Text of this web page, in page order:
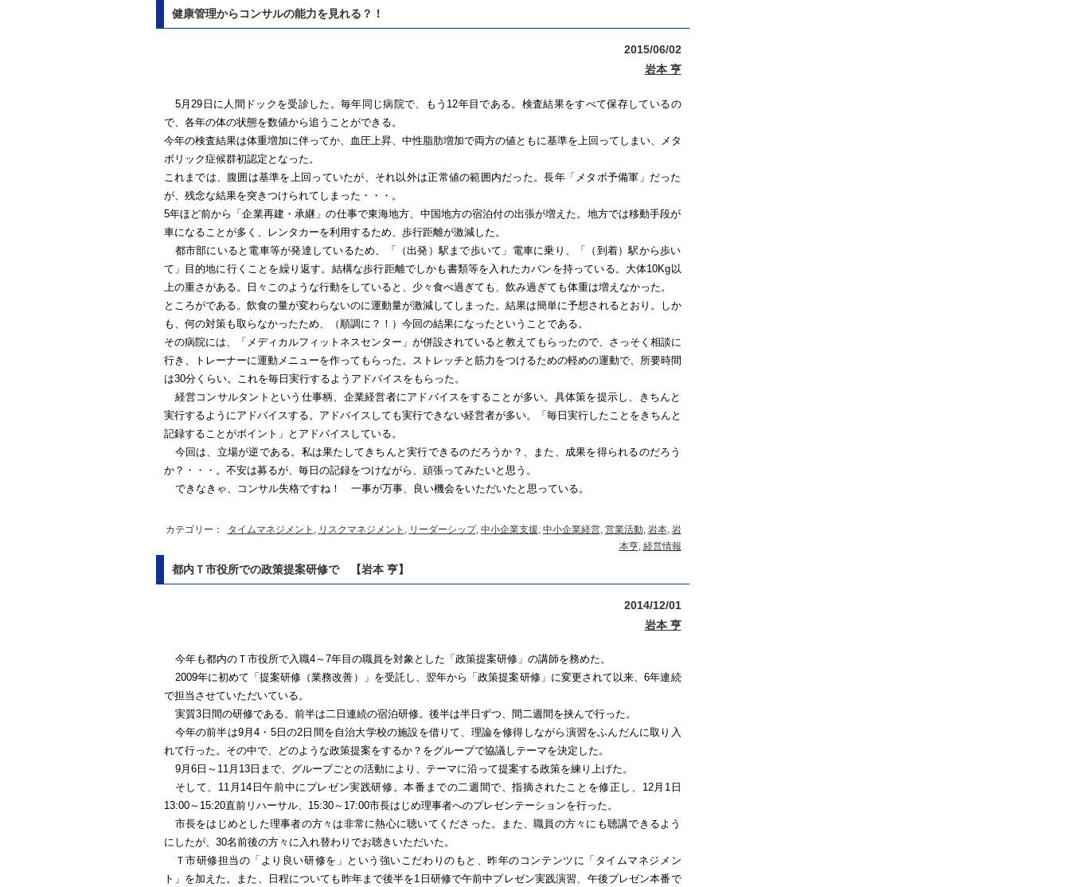
健康管理からコンサルの能力を見れる？！
2015/06/02
岩本 亨
5月 29 日に人間ドックを受診した。毎年同じ病院で、もう 12年目である。検査結果をすべて保存しているの
で、各年の体の状態を数値から追うことができる。
今年の検査結果は体重増加に伴ってか、血圧上昇、中性脂肪増加で両方の値ともに基準を上回ってしまい、メタ
ボリック症候群初認定となった。
これまでは、腹囲は基準を上回っていたが、それ以外は正常値の範囲内だった。長年「メタボ予備軍」だった
が、残念な結果を突きつけられてしまった・・・。
5年ほど前から「企業再建・承継」の仕事で東海地方、中国地方の宿泊付の出張が増えた。地方では移動手段が
車になることが多く、レンタカーを利用するため、歩行距離が激減した。
都市部にいると電車等が発達しているため、「（出発）駅まで歩いて」電車に乗り、「（到着）駅から歩い
て」目的地に行くことを繰り返す。結構な歩行距離でしかも書類等を入れたカバンを持っている。大体10Kg以
上の重さがある。日々このような行動をしていると、少々食べ過ぎても、飲み過ぎても体重は増えなかった。
ところがである。飲食の量が変わらないのに運動量が激減してしまった。結果は簡単に予想されるとおり。しか
も、何の対策も取らなかったため、（順調に？！）今回の結果になったということである。
その病院には、「メディカルフィットネスセンター」が併設されていると教えてもらったので、さっそく相談に
行き、トレーナーに運動メニューを作ってもらった。ストレッチと筋力をつけるための軽めの運動で、所要時間
は30分くらい。これを毎日実行するようアドバイスをもらった。
経営コンサルタントという仕事柄、企業経営者にアドバイスをすることが多い。具体策を提示し、きちんと
実行するようにアドバイスする。アドバイスしても実行できない経営者が多い。「毎日実行したことをきちんと
記録することがポイント」とアドバイスしている。
今回は、立場が逆である。私は果たしてきちんと実行できるのだろうか？、また、成果を得られるのだろう
か？・・・。不安は募るが、毎日の記録をつけながら、頑張ってみたいと思う。
できなきゃ、コンサル失格ですね！ 一事が万事、良い機会をいただいたと思っている。
カテゴリー： タイムマネジメント リスクマネジメント リーダーシップ, 中小企業支援 中小企業経営, 営業活動, 岩本, 岩
本亨, 経営情報
都内Ｔ市役所での政策提案研修で 【岩本 亨】
2014/12/01
岩本 亨
今年も都内のＴ市役所で入職4～7年目の職員を対象とした「政策提案研修」の講師を務めた。
2009年に初めて「提案研修（業務改善）」を受託し、翌年から「政策提案研修」に変更されて以来、6年連続
で担当させていただいている。
実質3日間の研修である。前半は二日連続の宿泊研修。後半は半日ずつ、間二週間を挟んで行った。
今年の前半は9月4 ・ 5日の2 日間を自治大学校の施設を借りて、理論を修得しながら演習をふんだんに取り入
れて行った。その中で、どのような政策提案をするか？をグループで協議しテーマを決定した。
9月 6日～ 11 月 13日まで、グループごとの活動により、テーマに沿って提案する政策を練り上げた。
そして、 11 月 14 日午前中にプレゼン実践研修。本番までの二週間で、指摘されたことを修正し、 12月 1 日
13:00～ 15:20直前リハーサル、 15:30～ 17:00市長はじめ理事者へのプレゼンテーションを行った。
市長をはじめとした理事者の方々は非常に熱心に聴いてくださった。また、職員の方々にも聴講できるよう
にしたが、 30名前後の方々に入れ替わりでお聴きいただいた。
Ｔ市研修担当の「より良い研修を」という強いこだわりのもと、昨年のコンテンツに「タイムマネジメン
ト」を加えた。また、日程についても昨年まで後半を1 日研修で午前中プレゼン実践演習、午後プレゼン本番で